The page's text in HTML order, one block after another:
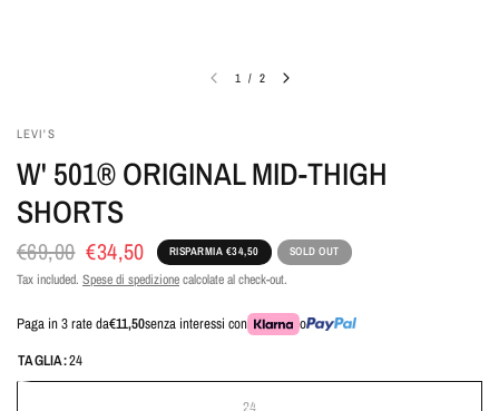
1 / 2
LEVI'S
W' 501® ORIGINAL MID-THIGH
SHORTS
€69,00 €34,50 RISPARMIA €34,50 SOLD OUT
Tax included. Spese di spedizionecalcolate al check-out.
Paga in 3 rate da€11,50senza interessi con
o
TAGLIA:24
24